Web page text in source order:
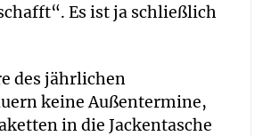
Es ist ja schließlich
des jährlichen
keine Außentermine,
in die Jackentasche